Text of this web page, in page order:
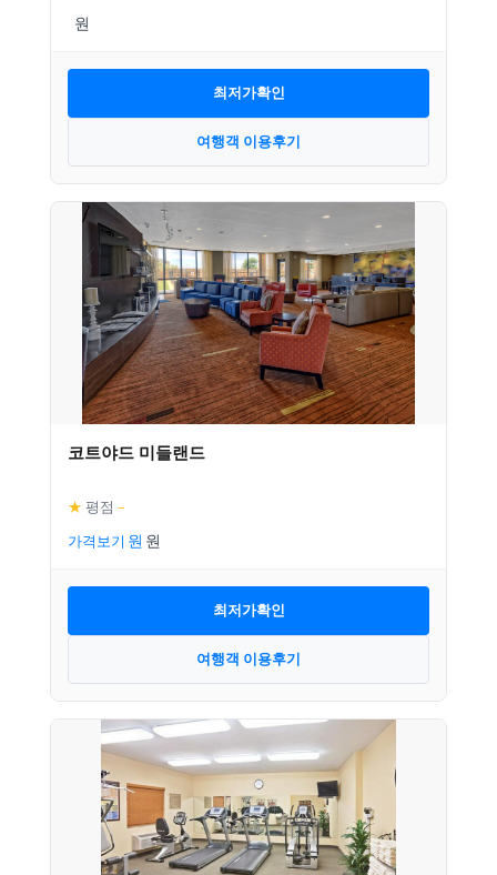
최저가확인
여행객 이용후기
코트야드 미들랜드
★ 평점 –
가격보기
최저가확인
여행객 이용후기